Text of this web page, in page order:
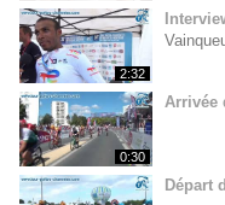
2:32
0:30
Arrivée
Départ